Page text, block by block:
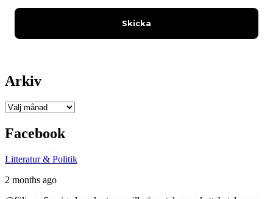
Arkiv
Arkiv
Facebook
Litteratur & Politik
2 months ago